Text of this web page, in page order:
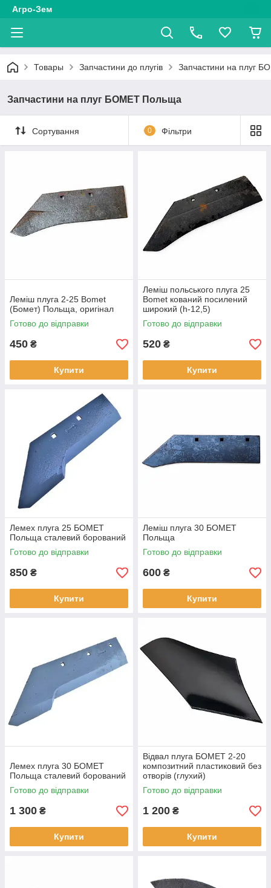
Агро-Зем
Товары Запчастини до плугів Запчастини на плуг
Запчастини на плуг БОМЕТ Польща
Сортування 0 Фільтри
Леміш плуга 2-25 Bomet
(Бомет) Польща, оригінал
Готово до відправки
450 ₴
Купити
Леміш польського плуга 25
Bomet кований посилений
широкий (h-12,5)
Готово до відправки
520 ₴
Купити
Лемех плуга 25 БОМЕТ
Польща сталевий борований
Готово до відправки
850 ₴
Купити
Леміш плуга 30 БОМЕТ
Польща
Готово до відправки
600 ₴
Купити
Лемех плуга 30 БОМЕТ
Польща сталевий борований
Готово до відправки
1 300 ₴
Купити
Відвал плуга БОМЕТ 2-20
композитний пластиковий без
отворів (глухий)
Готово до відправки
1 200 ₴
Купити